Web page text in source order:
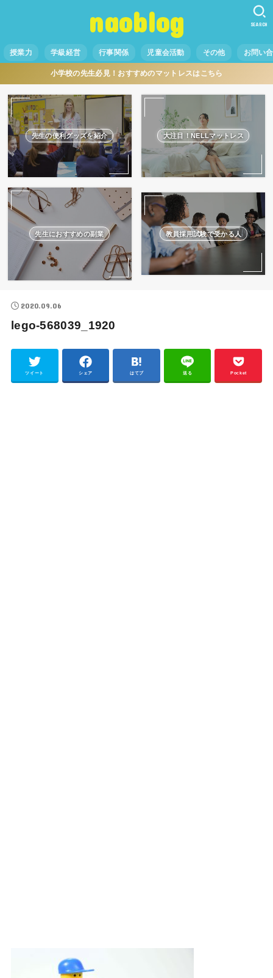
naoblog
授業力 学級経営 行事関係 児童会活動 その他 お問い
SEARCH
小学校の先生必見！おすすめのマットレスはこちら
先生の便利グッズを紹介 大注目！NELLマットレス
先生におすすめの副業 教員採用試験で受かる人
2020.09.06
lego-568039_1920
ツイート シェア はてブ 送る Pocket